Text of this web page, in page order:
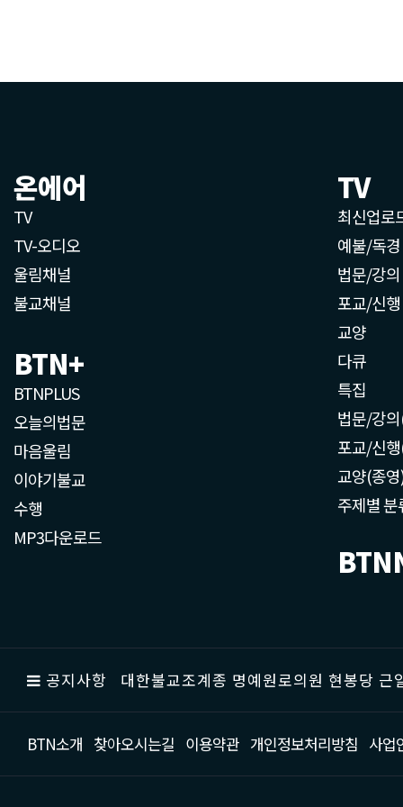
온에어
TV
TV-오디오
울림채널
불교채널
BTN+
BTNPLUS
오늘의법문
마음울림
이야기불교
수행
MP3다운로드
TV
최신업로
예불/독경
법문/강의
포교/신행
교양
다큐
특집
법문/강
포교/신
교양(종
주제별 분
공지사항 대한불교조계종 명예원로의원 현봉당
BTN소개 찾아오시는길 이용약관 개인정보처리방침 사업